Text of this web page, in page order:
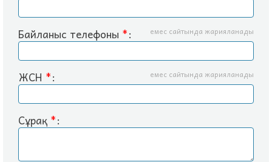
Байланыс телефоны *: емес сайтында жарияланады
ЖСН *: емес сайтында жарияланады
Сұрақ *: